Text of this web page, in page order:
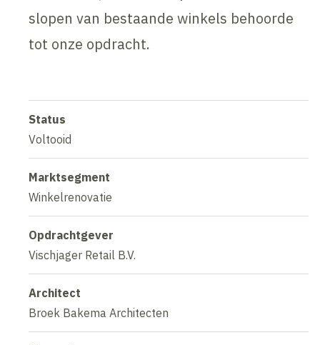
slopen van bestaande winkels behoorde
tot onze opdracht.
Status
Voltooid
Marktsegment
Winkelrenovatie
Opdrachtgever
Vischjager Retail B.V.
Architect
Broek Bakema Architecten